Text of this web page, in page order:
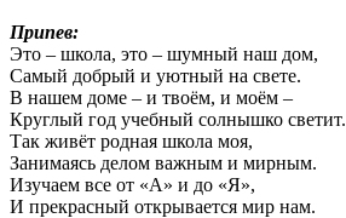
Припев:
Это – школа, это – шумный наш дом,
Самый добрый и уютный на свете.
В нашем доме – и твоём, и моём –
Круглый год учебный солнышко светит.
Так живёт родная школа моя,
Занимаясь делом важным и мирным.
Изучаем все от «А» и до «Я»,
И прекрасный открывается мир нам.